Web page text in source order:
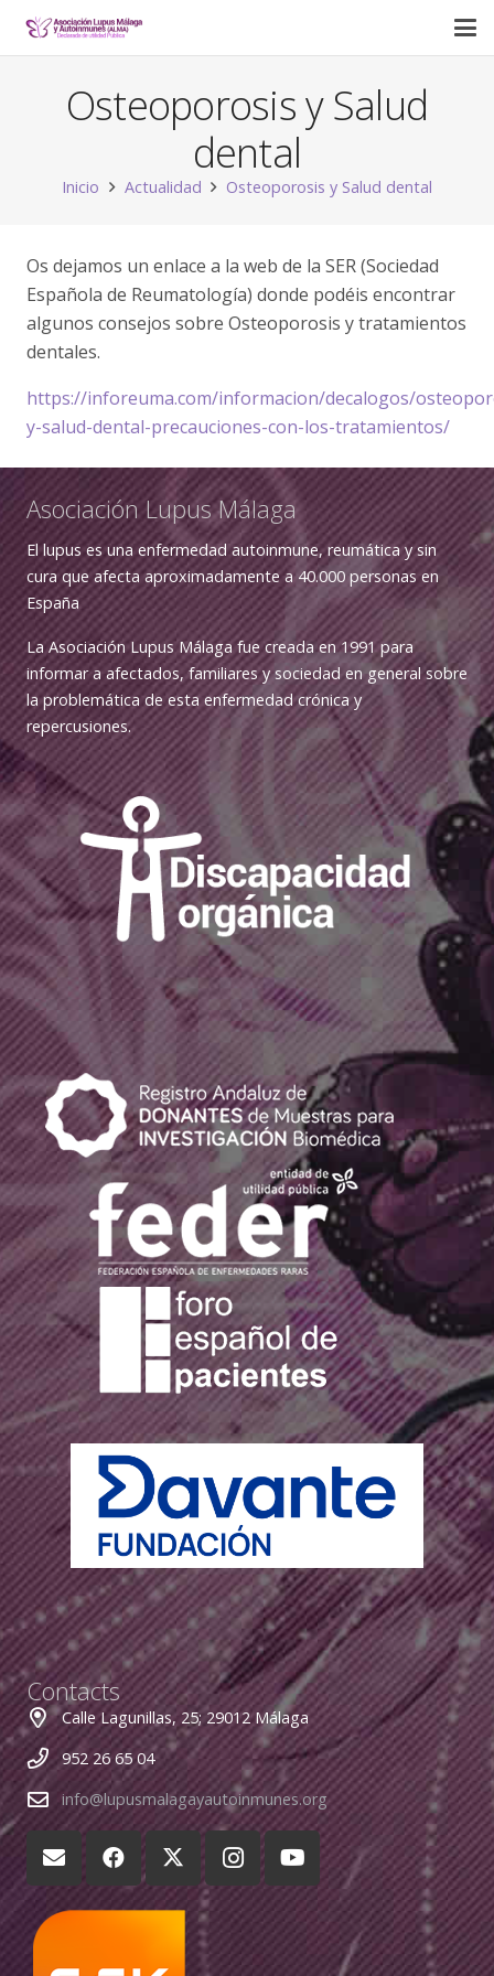
Osteoporosis y Salud
dental
Inicio Actualidad Osteoporosis y Salud dental
Os dejamos un enlace a la web de la SER (Sociedad
Española de Reumatología) donde podéis encontrar
algunos consejos sobre Osteoporosis y tratamientos
dentales.
https://inforeuma.com/informacion/decalogos/
y-salud-dental-precauciones-con-los-tratamientos/
Asociación Lupus Málaga
El lupus es una enfermedad autoinmune, reumática y sin
cura que afecta aproximadamente a 40.000 personas en
España
La Asociación Lupus Málaga fue creada en 1991 para
informar a afectados, familiares y sociedad en general sobre
la problemática de esta enfermedad crónica y
repercusiones.
Contacts
Calle Lagunillas, 25; 29012 Málaga
952 26 65 04
info@lupusmalagayautoinmunes.org